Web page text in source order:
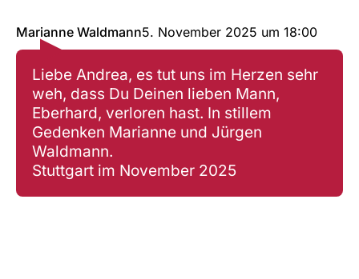
Marianne Waldmann5. November 2025 um 18:00
Liebe Andrea, es tut uns im Herzen sehr
weh, dass Du Deinen lieben Mann,
Eberhard, verloren hast. In stillem
Gedenken Marianne und Jürgen
Waldmann.
Stuttgart im November 2025